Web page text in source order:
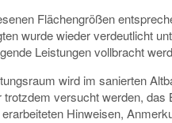
Flächengrößen
wurde wieder verdeutlicht
Leistungen vollbracht
wird im sanierten
versucht werden, das
Hinweisen,